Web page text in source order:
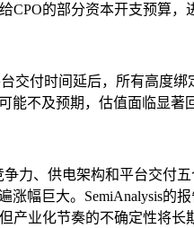
的部分资本开支预算，
交付时间延后，所有高度
不及预期，估值面临显著
力、供电架构和平台交
幅巨大。SemiAnalysis的
产业化节奏的不确定性将长